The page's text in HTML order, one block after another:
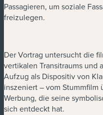
Passagieren, um soziale
freizulegen.
Der Vortrag untersucht die
vertikalen Transitraums und
Aufzug als Dispositiv von
inszeniert – vom Stummfilm
Werbung, die seine
sich entdeckt hat.